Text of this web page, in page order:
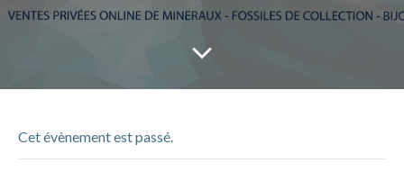
Cet évènement est passé.